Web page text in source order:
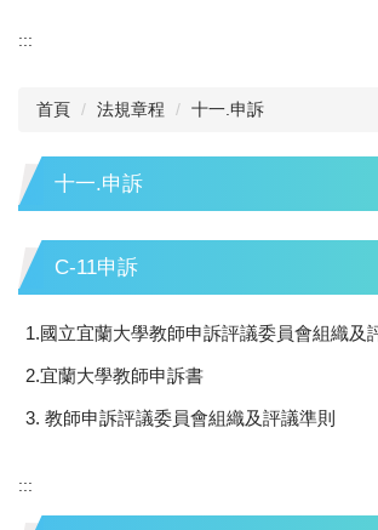
:::
首頁 法規章程 十一.申訴
十一.申訴
C-11申訴
1.國立宜蘭大學教師申訴評議委員會組織及
2.宜蘭大學教師申訴書
3. 教師申訴評議委員會組織及評議準則
:::